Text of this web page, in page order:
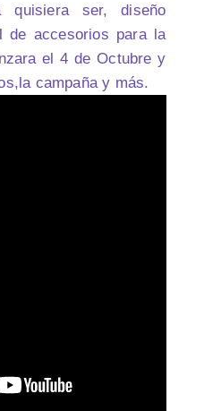
quisiera ser, diseño
de accesorios para la
el 4 de Octubre y
campaña y más.